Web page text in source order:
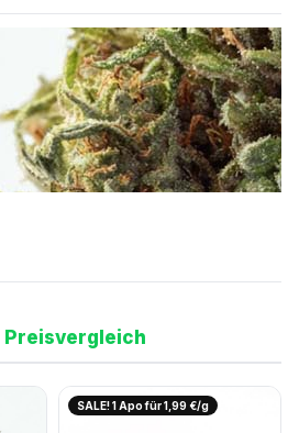
Preisvergleich
SALE! 1 Apo für 1,99 €/g